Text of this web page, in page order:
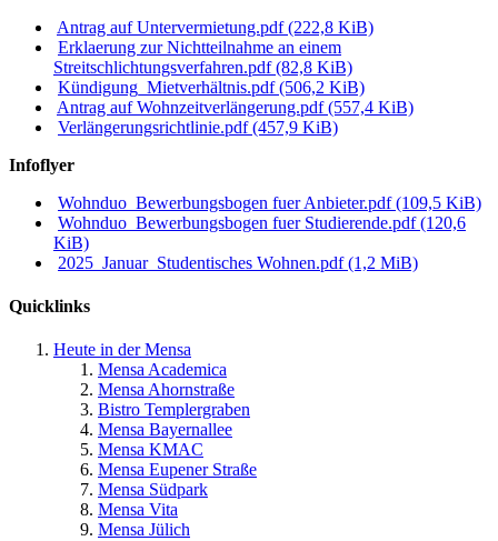
Antrag auf Untervermietung.pdf(222,8 KiB)
Erklaerung zur Nichtteilnahme an einem
Streitschlichtungsverfahren.pdf(82,8 KiB)
Kündigung_Mietverhältnis.pdf(506,2 KiB)
Antrag auf Wohnzeitverlängerung.pdf(557,4 KiB)
Verlängerungsrichtlinie.pdf(457,9 KiB)
Infoflyer
Wohnduo_Bewerbungsbogen fuer Anbieter.pdf(109,5 KiB)
Wohnduo_Bewerbungsbogen fuer Studierende.pdf(120,6
KiB)
2025_Januar_Studentisches Wohnen.pdf(1,2 MiB)
Quicklinks
Heute in der Mensa
Mensa Academica
Mensa Ahornstraße
Bistro Templergraben
Mensa Bayernallee
Mensa KMAC
Mensa Eupener Straße
Mensa Südpark
Mensa Vita
Mensa Jülich